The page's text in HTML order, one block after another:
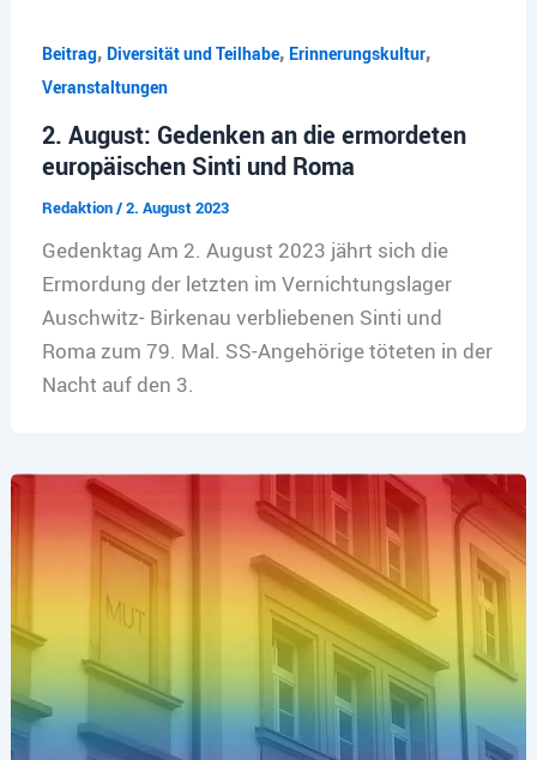
Beitrag, Diversität und Teilhabe, Erinnerungskultur,
Veranstaltungen
2. August: Gedenken an die ermordeten
europäischen Sinti und Roma
Redaktion/2. August 2023
Gedenktag Am 2. August 2023 jährt sich die
Ermordung der letzten im Vernichtungslager
Auschwitz- Birkenau verbliebenen Sinti und
Roma zum 79. Mal. SS-Angehörige töteten in der
Nacht auf den 3.